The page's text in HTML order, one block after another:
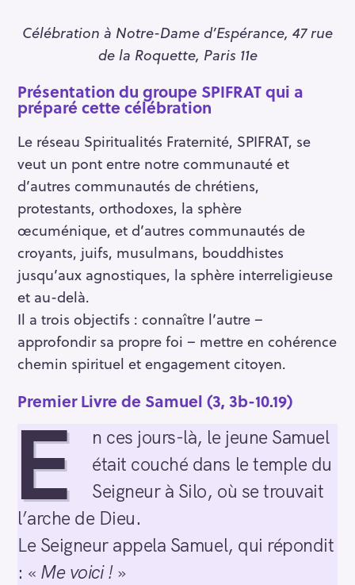
Célébration à Notre-Dame d’Espérance, 47 rue
de la Roquette, Paris 11e
Présentation du groupe SPIFRAT qui a
préparé cette célébration
Le réseau Spiritualités Fraternité, SPIFRAT, se
veut un pont entre notre communauté et
d’autres communautés de chrétiens,
protestants, orthodoxes, la sphère
œcuménique, et d’autres communautés de
croyants, juifs, musulmans, bouddhistes
jusqu’aux agnostiques, la sphère interreligieuse
et au-delà.
Il a trois objectifs : connaître l’autre –
approfondir sa propre foi – mettre en cohérence
chemin spirituel et engagement citoyen.
Premier Livre de Samuel (3, 3b-10.19)
E
n ces jours-là, le jeune Samuel
était couché dans le temple du
Seigneur à Silo, où se trouvait
l’arche de Dieu.
Le Seigneur appela Samuel, qui répondit
: « Me voici !»